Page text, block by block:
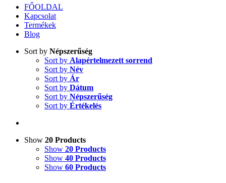
FŐOLDAL
Kapcsolat
Termékek
Blog
Sort by Népszerűség
Sort by Alapértelmezett sorrend
Sort by Név
Sort by Ár
Sort by Dátum
Sort by Népszerűség
Sort by Értékelés
Show 20 Products
Show 20 Products
Show 40 Products
Show 60 Products